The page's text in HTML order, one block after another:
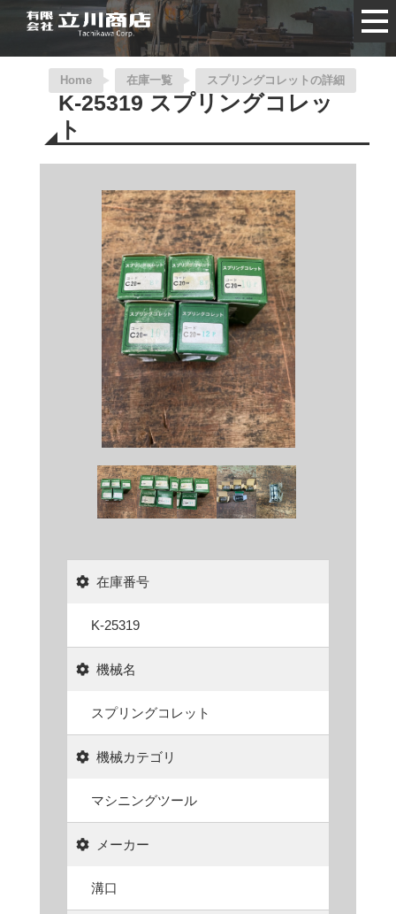
Home 在庫一覧 スプリングコレットの詳細
K-25319 スプリングコレッ
ト
在庫番号
K-25319
機械名
スプリングコレット
機械カテゴリ
マシニングツール
メーカー
溝口